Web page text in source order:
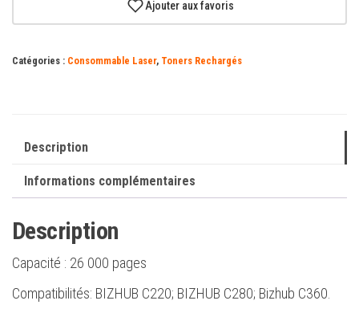
Minolta
C220/C280/C360
Remplace
Ajouter aux favoris
Catégories : Consommable Laser, Toners Rechargés
Description
Informations complémentaires
Description
Capacité : 26 000 pages
Compatibilités: BIZHUB C220; BIZHUB C280; Bizhub C360.